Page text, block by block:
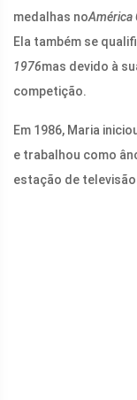
medalhas noAmérica
Ela também se
1976mas devido à
competição.
Em 1986, Maria
e trabalhou como
estação de